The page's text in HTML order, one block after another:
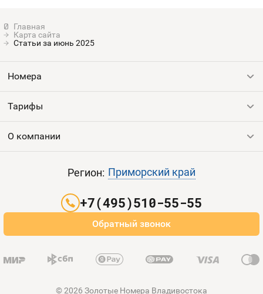
Карта сайта
Статьи за июнь 2025
Номера
Все номера
Тарифы
Выгодные тарифы
О компании
Оплата и доставка
Регион: Приморский край
+7(495)510-55-55
Обратный звонок
© 2026 Золотые Номера Владивостока